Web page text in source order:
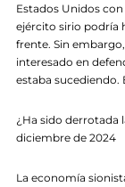
Estados Unidos
ejército sirio podría
frente. Sin
interesado en
estaba sucediendo.
¿Ha sido derrotada
diciembre de 2024
La economía